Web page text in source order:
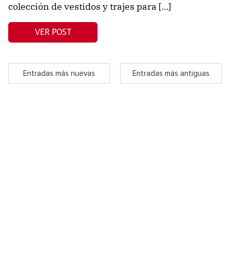
colección de vestidos y trajes para […]
VER POST
Entradas más nuevas Entradas más antiguas